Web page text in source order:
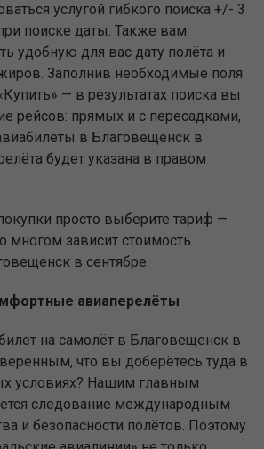
услугой гибкого поиска +/- 3
поиске даты. Также вам
удобную для вас дату полёта и
Заполнив необходимые поля
— в результатах поиска вы
рейсов: прямых и с пересадками,
в Благовещенск в
будет указана в правом
просто выберите тариф —
многом зависит стоимость
в сентябре.
авиаперелёты
на самолёт в Благовещенск в
что вы доберётесь туда в
условиях? Нашим главным
следование международным
и безопасности полётов. Поэтому